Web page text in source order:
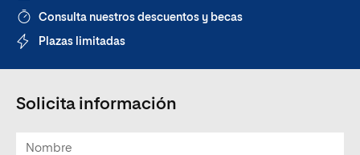
Consulta nuestros descuentos y becas
Plazas limitadas
Solicita información